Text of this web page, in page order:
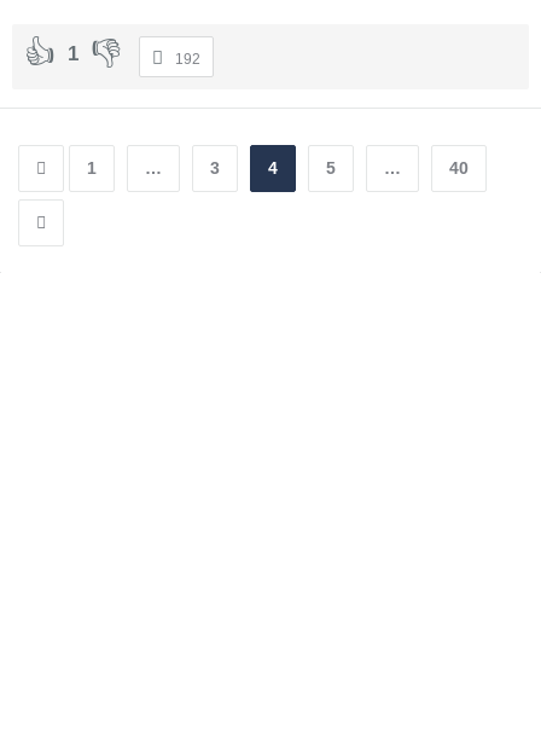
1 192
1 … 3 4 5 … 40